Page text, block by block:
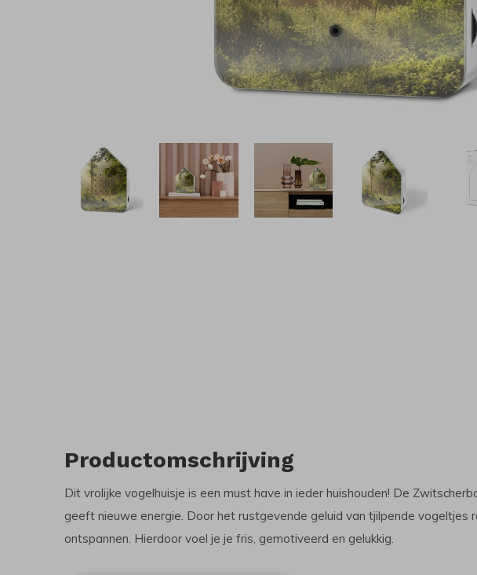
Productomschrijving
Dit vrolijke vogelhuisje is een must have in ieder huishouden! De
geeft nieuwe energie. Door het rustgevende geluid van tjilpende vogeltjes
ontspannen. Hierdoor voel je je fris, gemotiveerd en gelukkig.